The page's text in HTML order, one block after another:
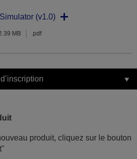
(v1.0)
MB .pdf
produit, cliquez sur le bouton